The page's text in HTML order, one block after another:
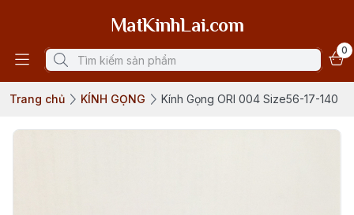
MatKinhLai.com
0
Trang chủ KÍNH GỌNG Kính Gọng ORI 004 Size56-17-140